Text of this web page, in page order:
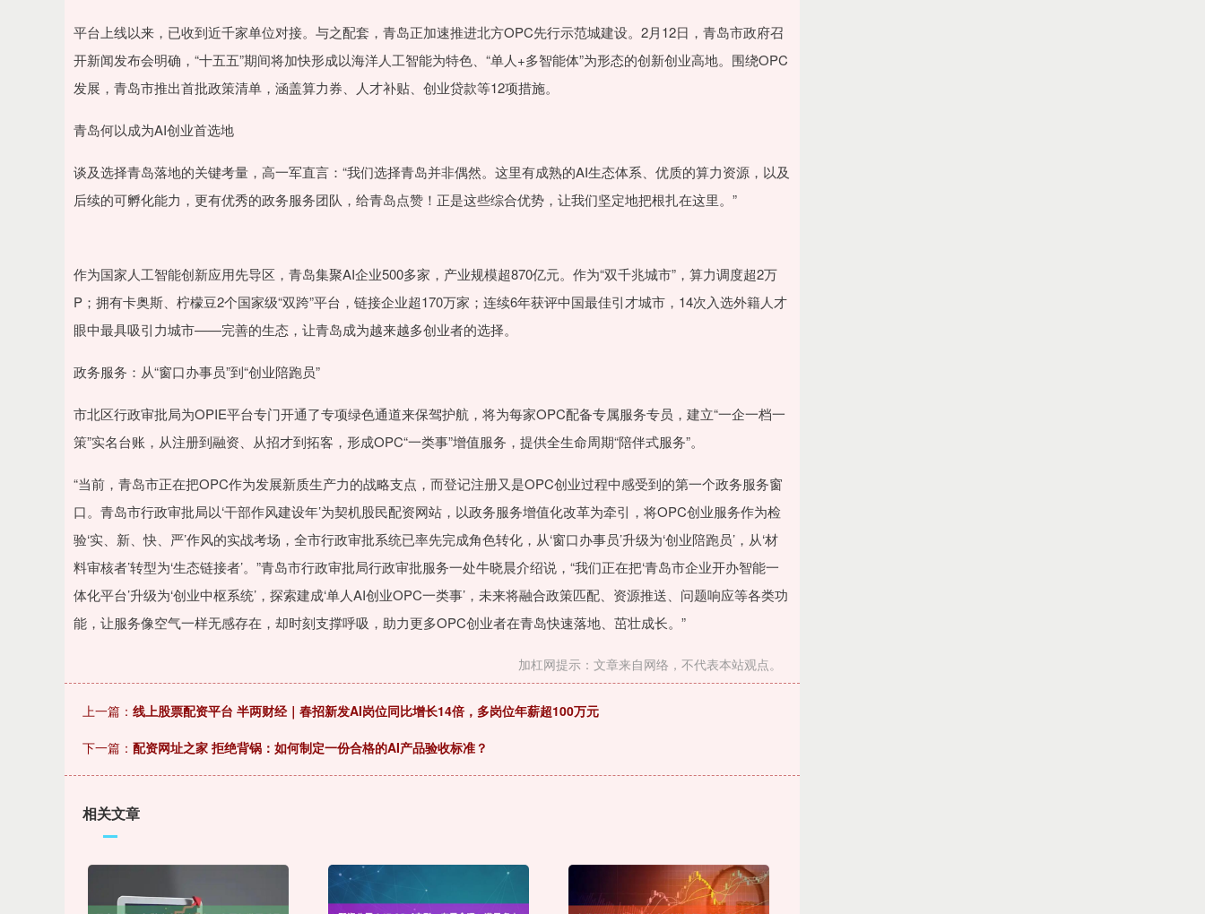
平台上线以来，已收到近千家单位对接。与之配套，青岛正加速推进北方OPC先行示范城建设。2月12日，青岛市政府召
开新闻发布会明确，“十五五”期间将加快形成以海洋人工智能为特色、“单人+多智能体”为形态的创新创业高地。围绕OPC
发展，青岛市推出首批政策清单，涵盖算力券、人才补贴、创业贷款等12项措施。
青岛何以成为AI创业首选地
谈及选择青岛落地的关键考量，高一军直言：“我们选择青岛并非偶然。这里有成熟的AI生态体系、优质的算力资源，以及
后续的可孵化能力，更有优秀的政务服务团队，给青岛点赞！正是这些综合优势，让我们坚定地把根扎在这里。”
作为国家人工智能创新应用先导区，青岛集聚AI企业500多家，产业规模超870亿元。作为“双千兆城市”，算力调度超2万
P；拥有卡奥斯、柠檬豆2个国家级“双跨”平台，链接企业超170万家；连续6年获评中国最佳引才城市，14次入选外籍人才
眼中最具吸引力城市——完善的生态，让青岛成为越来越多创业者的选择。
政务服务：从“窗口办事员”到“创业陪跑员”
市北区行政审批局为OPIE平台专门开通了专项绿色通道来保驾护航，将为每家OPC配备专属服务专员，建立“一企一档一
策”实名台账，从注册到融资、从招才到拓客，形成OPC“一类事”增值服务，提供全生命周期“陪伴式服务”。
“当前，青岛市正在把OPC作为发展新质生产力的战略支点，而登记注册又是OPC创业过程中感受到的第一个政务服务窗
口。青岛市行政审批局以‘干部作风建设年’为契机股民配资网站，以政务服务增值化改革为牵引，将OPC创业服务作为检
验‘实、新、快、严’作风的实战考场，全市行政审批系统已率先完成角色转化，从‘窗口办事员’升级为‘创业陪跑员’，从‘材
料审核者’转型为‘生态链接者’。”青岛市行政审批局行政审批服务一处牛晓晨介绍说，“我们正在把‘青岛市企业开办智能一
体化平台’升级为‘创业中枢系统’，探索建成‘单人AI创业OPC一类事’，未来将融合政策匹配、资源推送、问题响应等各类功
能，让服务像空气一样无感存在，却时刻支撑呼吸，助力更多OPC创业者在青岛快速落地、茁壮成长。”
加杠网提示：文章来自网络，不代表本站观点。
上一篇： 线上股票配资平台 半两财经｜春招新发AI岗位同比增长14倍，多岗位年薪超100万元
下一篇： 配资网址之家 拒绝背锅：如何制定一份合格的AI产品验收标准？
相关文章